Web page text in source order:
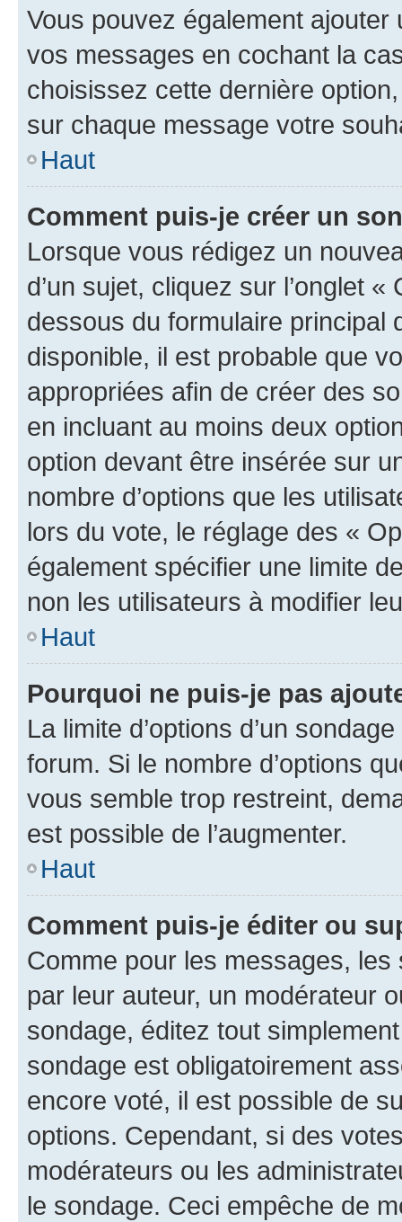
Vous pouvez également
vos messages en cochant la
choisissez cette dernière
sur chaque message votre
Haut
Comment puis-je créer un
Lorsque vous rédigez un
d’un sujet, cliquez sur l’onglet
dessous du formulaire principal
disponible, il est probable que
appropriées afin de créer des
en incluant au moins deux
option devant être insérée sur
nombre d’options que les
lors du vote, le réglage des «
également spécifier une limite
non les utilisateurs à modifier
Haut
Pourquoi ne puis-je pas
La limite d’options d’un
forum. Si le nombre d’options
vous semble trop restreint,
est possible de l’augmenter.
Haut
Comment puis-je éditer ou
Comme pour les messages,
par leur auteur, un modérateur
sondage, éditez tout
sondage est obligatoirement
encore voté, il est possible de
options. Cependant, si des
modérateurs ou les
le sondage. Ceci empêche de